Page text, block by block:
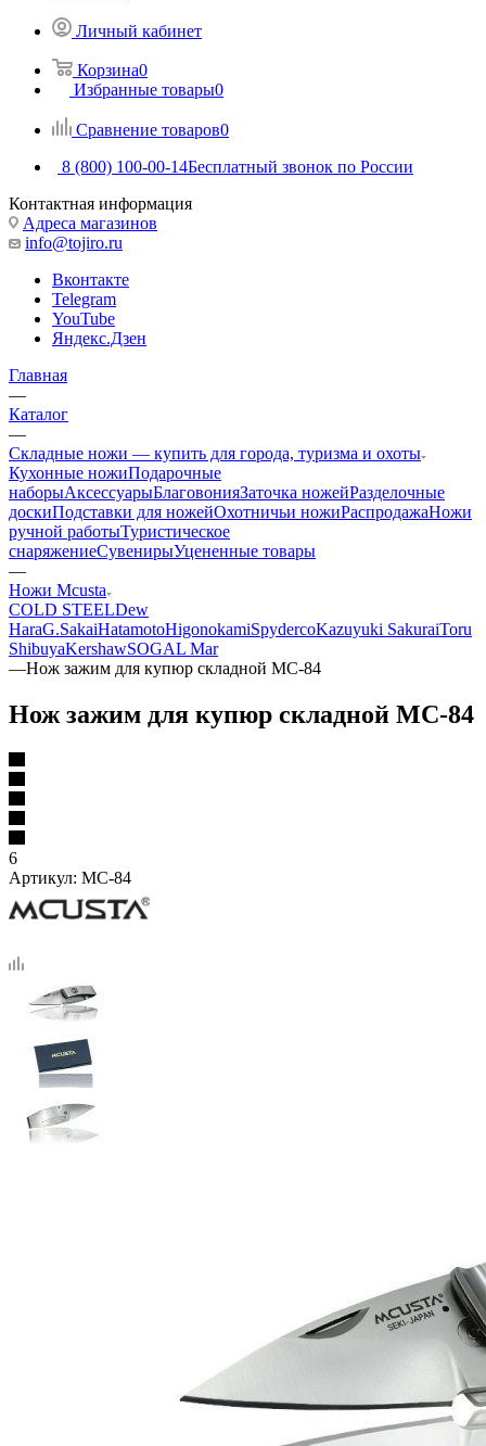
Личный кабинет
Корзина0
Избранные товары0
Сравнение товаров0
8 (800) 100-00-14Бесплатный звонок по России
Контактная информация
Адреса магазинов
info@tojiro.ru
Вконтакте
Telegram
YouTube
Яндекс.Дзен
Главная
—
Каталог
—
Складные ножи — купить для города, туризма и охоты
Кухонные ножиПодарочные
наборыАксессуарыБлаговонияЗаточка ножейРазделочные
доскиПодставки для ножейОхотничьи ножиРаспродажаНожи
ручной работыТуристическое
снаряжениеСувенирыУцененные товары
—
Ножи Mcusta
COLD STEELDew
HaraG.SakaiHatamotoHigonokamiSpydercoKazuyuki SakuraiToru
ShibuyaKershawSOGAL Mar
—Нож зажим для купюр складной MC-84
Нож зажим для купюр складной MC-84
6
Артикул: MC-84